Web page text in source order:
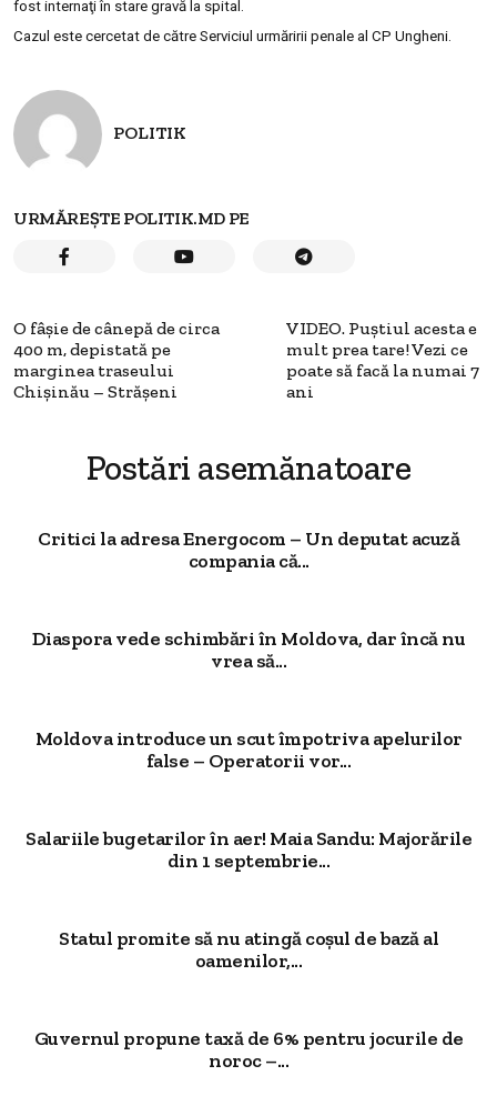
fost internaţi în stare gravă la spital.
Cazul este cercetat de către Serviciul urmăririi penale al CP Ungheni.
POLITIK
URMĂREȘTE POLITIK.MD PE
O fâşie de cânepă de circa
400 m, depistată pe
marginea traseului
Chişinău – Străşeni
VIDEO. Puştiul acesta e
mult prea tare! Vezi ce
poate să facă la numai 7
ani
Postări asemănatoare
Critici la adresa Energocom – Un deputat acuză
compania că...
Diaspora vede schimbări în Moldova, dar încă nu
vrea să...
Moldova introduce un scut împotriva apelurilor
false – Operatorii vor...
Salariile bugetarilor în aer! Maia Sandu: Majorările
din 1 septembrie...
Statul promite să nu atingă coșul de bază al
oamenilor,...
Guvernul propune taxă de 6% pentru jocurile de
noroc –...